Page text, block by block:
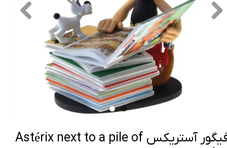
فیگور آستریکس Astérix next to a pile of